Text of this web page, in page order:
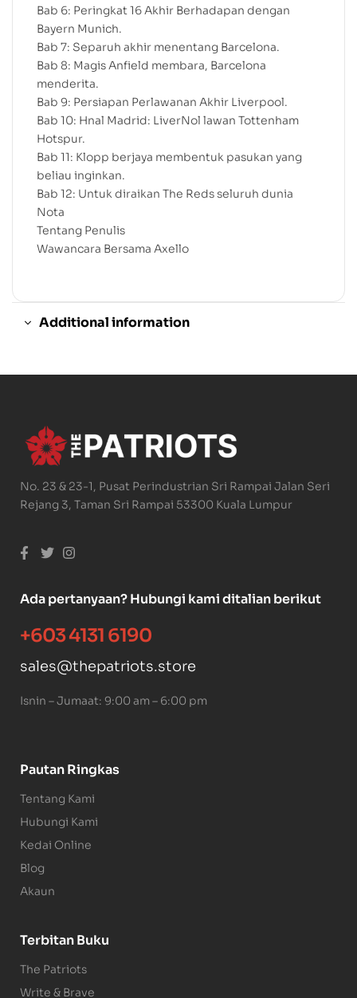
Bab 6: Peringkat 16 Akhir Berhadapan dengan
Bayern Munich.
Bab 7: Separuh akhir menentang Barcelona.
Bab 8: Magis Anfield membara, Barcelona
menderita.
Bab 9: Persiapan Perlawanan Akhir Liverpool.
Bab 10: Hnal Madrid: LiverNol lawan Tottenham
Hotspur.
Bab 11: Klopp berjaya membentuk pasukan yang
beliau inginkan.
Bab 12: Untuk diraikan The Reds seluruh dunia
Nota
Tentang Penulis
Wawancara Bersama Axello
Additional information
No. 23 & 23-1, Pusat Perindustrian Sri Rampai Jalan Seri
Rejang 3, Taman Sri Rampai 53300 Kuala Lumpur
Ada pertanyaan? Hubungi kami ditalian berikut
+603 4131 6190
sales@thepatriots.store
Isnin – Jumaat: 9:00 am – 6:00 pm
Pautan Ringkas
Tentang Kami
Hubungi Kami
Kedai Online
Blog
Akaun
Terbitan Buku
The Patriots
Write & Brave